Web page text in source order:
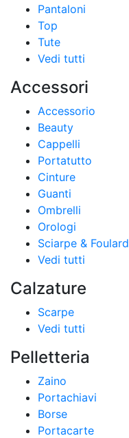
Pantaloni
Top
Tute
Vedi tutti
Accessori
Accessorio
Beauty
Cappelli
Portatutto
Cinture
Guanti
Ombrelli
Orologi
Sciarpe & Foulard
Vedi tutti
Calzature
Scarpe
Vedi tutti
Pelletteria
Zaino
Portachiavi
Borse
Portacarte